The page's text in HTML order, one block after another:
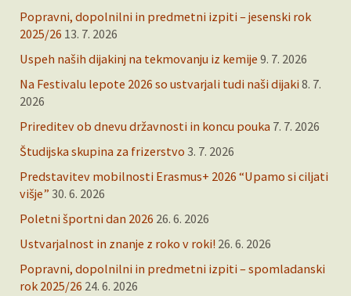
Popravni, dopolnilni in predmetni izpiti – jesenski rok
2025/26 13. 7. 2026
Uspeh naših dijakinj na tekmovanju iz kemije 9. 7. 2026
Na Festivalu lepote 2026 so ustvarjali tudi naši dijaki 8. 7.
2026
Prireditev ob dnevu državnosti in koncu pouka 7. 7. 2026
Študijska skupina za frizerstvo 3. 7. 2026
Predstavitev mobilnosti Erasmus+ 2026 “Upamo si ciljati
višje” 30. 6. 2026
Poletni športni dan 2026 26. 6. 2026
Ustvarjalnost in znanje z roko v roki! 26. 6. 2026
Popravni, dopolnilni in predmetni izpiti – spomladanski
rok 2025/26 24. 6. 2026